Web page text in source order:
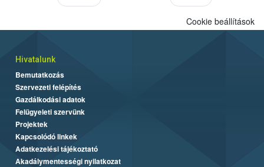
Cookie beállítások
Hivatalunk
Bemutatkozás
Szervezeti felépítés
Gazdálkodási adatok
Felügyeleti szervünk
Projektek
Kapcsolódó linkek
Adatkezelési tájékoztató
Akadálymentességi nyilatkozat